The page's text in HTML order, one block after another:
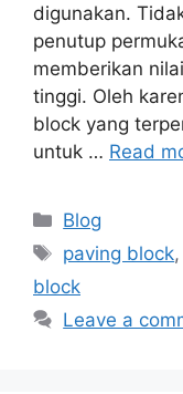
digunakan.
penutup
memberikan
tinggi. Oleh
block yang
untuk … Read
Blog
paving block,
block
Leave a